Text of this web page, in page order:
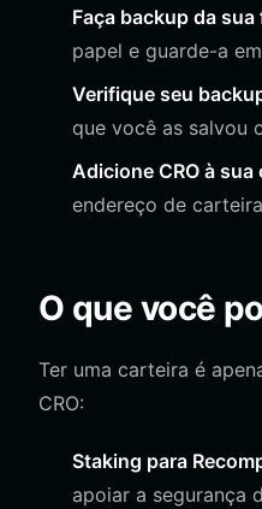
Faça backup da
papel e guarde-a
Verifique seu
que você as salvou
Adicione CRO à sua
endereço de
O que você
Ter uma carteira é
CRO:
Staking para
apoiar a segurança